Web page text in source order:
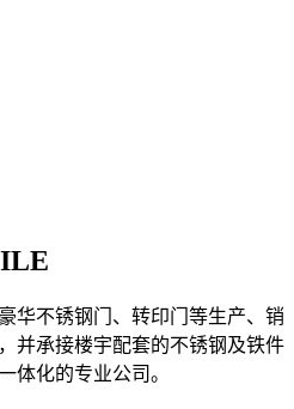
华不锈钢门、转印门等生产、销
并承接楼宇配套的不锈钢及铁件
体化的专业公司。